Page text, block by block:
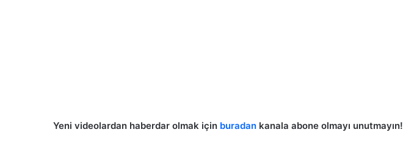
Yeni videolardan haberdar olmak için buradan kanala abone olmayı unutmayın!